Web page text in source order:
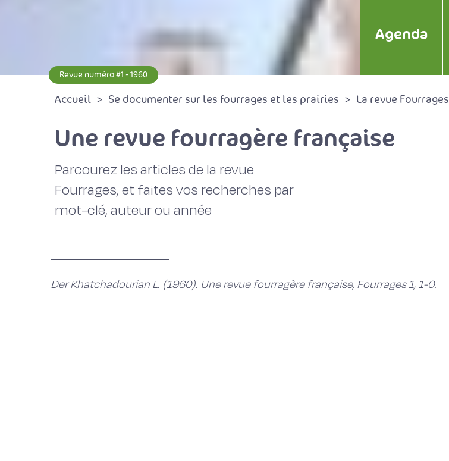
Agenda
Revue numéro #1 - 1960
Accueil Se documenter sur les fourrages et les prairies La revue Fourrages
Une revue fourragère française
Parcourez les articles de la revue
Fourrages, et faites vos recherches par
mot-clé, auteur ou année
Der Khatchadourian L. (1960). Une revue fourragère française, Fourrages 1, 1-0.